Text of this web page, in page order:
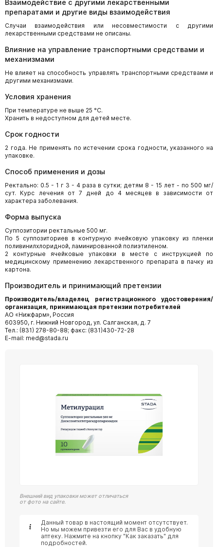
Взаимодействие с другими лекарственными
препаратами и другие виды взаимодействия
Случаи взаимодействия или несовместимости с другими
лекарственными средствами не описаны.
Влияние на управление транспортными средствами и
механизмами
Не влияет на способность управлять транспортными средствами и
другими механизмами.
Условия хранения
При температуре не выше 25 °С.
Хранить в недоступном для детей месте.
Срок годности
2 года. Не применять по истечении срока годности, указанного на
упаковке.
Способ применения и дозы
Ректально: 0.5 - 1 г 3 - 4 раза в сутки; детям 8 - 15 лет - по 500 мг/
сут. Курс лечения от 7 дней до 4 месяцев в зависимости от
характера заболевания.
Форма выпуска
Суппозитории ректальные 500 мг.
По 5 суппозиториев в контурную ячейковую упаковку из пленки
поливинилхлоридной, ламинированной полиэтиленом.
2 контурные ячейковые упаковки в месте с инструкцией по
медицинскому применению лекарственного препарата в пачку из
картона.
Производитель и принимающий претензии
Производитель/владелец регистрационного удостоверения/
организация, принимающая претензии потребителей
АО «Нижфарм», Россия
603950, г. Нижний Новгород, ул. Салганская, д. 7
Тел.: (831) 278-80-88; факс: (831)430-72-28
E-mail: med@stada.ru
Внешний вид упаковки может отличаться
от фото на сайте.
Данный товар в настоящий момент отсутствует.
Но мы можем привезти его для Вас в удобную
аптеку. Нажмите на кнопку "Как заказать" для
подробностей.